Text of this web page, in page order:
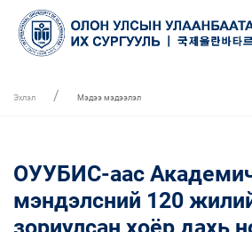
Эхлэл Мэдээ мэдээлэл
ОУУБИС-аас
мэндэлсний 120